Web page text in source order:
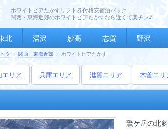
ホワイトピアたかすリフト券付格安宿泊パック
関西・東海近郊のホワイトピアたかすなら近くて楽チン♪
北 湯沢 妙高 志賀 野沢
ク 関西・東海近郊 ホワイトピアたかす
エリア 兵庫エリア 滋賀エリア 木曽エリ
鷲ケ岳の北